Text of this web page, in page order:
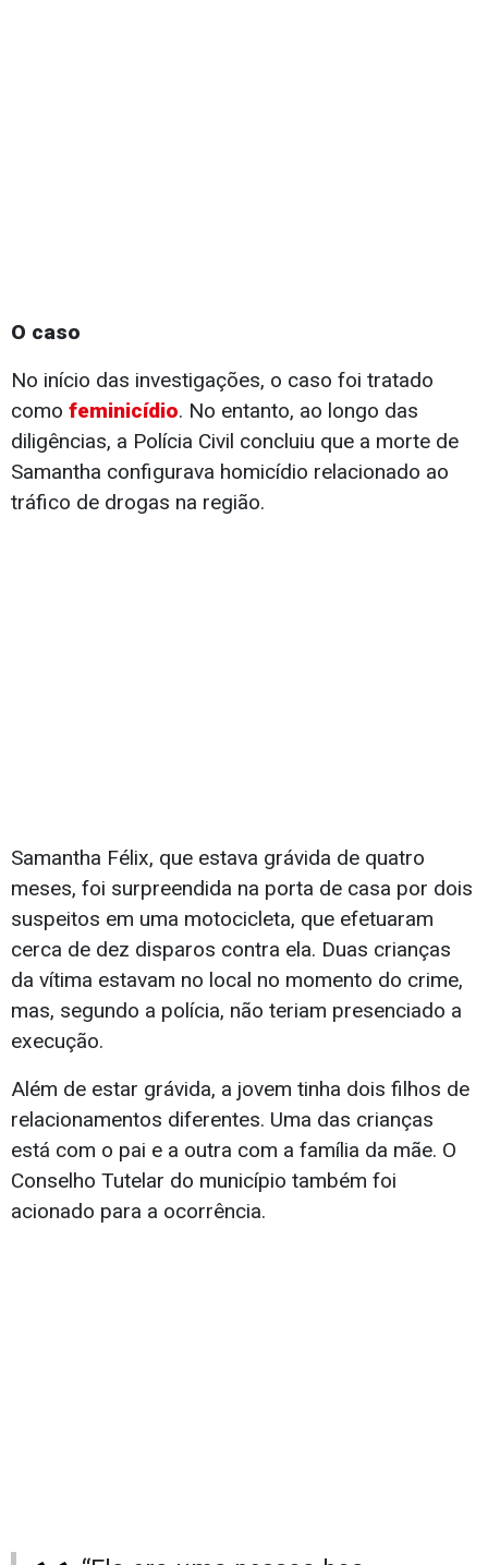
O caso
No início das investigações, o caso foi tratado
como feminicídio. No entanto, ao longo das
diligências, a Polícia Civil concluiu que a morte de
Samantha configurava homicídio relacionado ao
tráfico de drogas na região.
Samantha Félix, que estava grávida de quatro
meses, foi surpreendida na porta de casa por dois
suspeitos em uma motocicleta, que efetuaram
cerca de dez disparos contra ela. Duas crianças
da vítima estavam no local no momento do crime,
mas, segundo a polícia, não teriam presenciado a
execução.
Além de estar grávida, a jovem tinha dois filhos de
relacionamentos diferentes. Uma das crianças
está com o pai e a outra com a família da mãe. O
Conselho Tutelar do município também foi
acionado para a ocorrência.